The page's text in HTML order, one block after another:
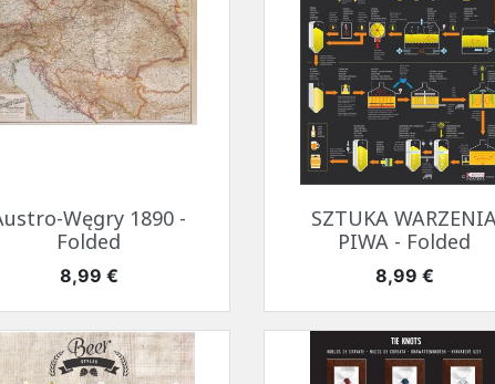
Szybki podgląd
Węgry 1890 -
Folded
Cena
8,99 €
Szybki podgląd
SZTUKA
PIWA - Folded
Cena
8,99 €